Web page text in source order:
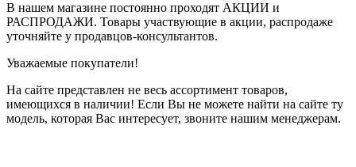
В нашем магазине постоянно проходят АКЦИИ и
РАСПРОДАЖИ. Товары участвующие в акции, распродаже
уточняйте у продавцов-консультантов.
Уважаемые покупатели!
На сайте представлен не весь ассортимент товаров,
имеющихся в наличии! Если Вы не можете найти на сайте ту
модель, которая Вас интересует, звоните нашим менеджерам.